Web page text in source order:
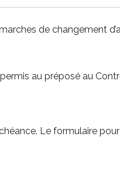
de changement
au préposé au
Le formulaire